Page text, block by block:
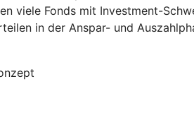
viele Fonds mit Investment-
in der Anspar- und